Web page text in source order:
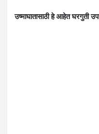
उष्माघातासाठी हे आहेत घरगुती